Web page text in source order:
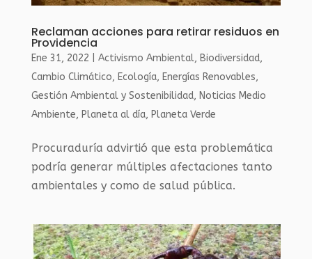
Reclaman acciones para retirar residuos en
Providencia
Ene 31, 2022 Activismo Ambiental, Biodiversidad,
Cambio Climático, Ecología, Energías Renovables,
Gestión Ambiental y Sostenibilidad, Noticias Medio
Ambiente, Planeta al día, Planeta Verde
Procuraduría advirtió que esta problemática
podría generar múltiples afectaciones tanto
ambientales y como de salud pública.